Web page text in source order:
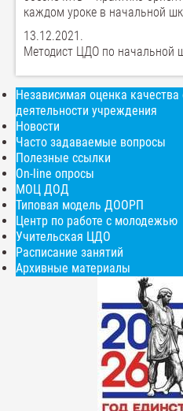
каждом уроке в начальной
13.12.2021.
Методист ЦДО по начальной
Независимая оценка качества
деятельности учреждения
Новости
Часто задаваемые вопросы
Полезные ссылки
On-line опросы
МОЦ ДОД
Типовая модель ДООРП
Центр по работе с молодежью
Учительская ЦДО
Расписание занятий
Архивные материалы